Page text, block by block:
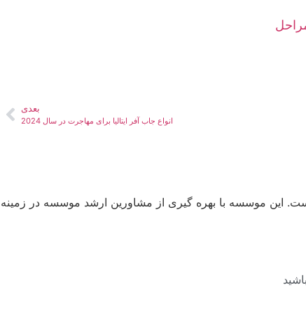
بعدی
انواع جاب آفر ایتالیا برای مهاجرت در سال 2024
این موسسه با بهره گیری از مشاورین ارشد موسسه در زمینه